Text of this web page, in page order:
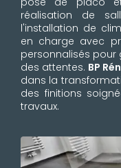
réalisation de
l'installation de
en charge avec
personnalisés pour
des attentes. BP
dans la
des finitions
travaux.